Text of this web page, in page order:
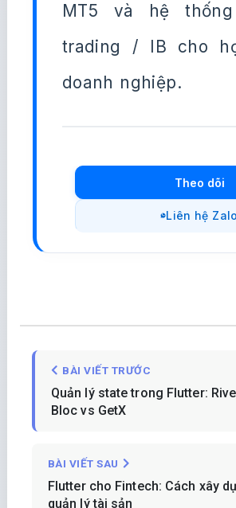
MT5 và hệ
trading / IB cho
doanh nghiệp.
Theo dõi
Liên hệ Zalo
BÀI VIẾT TRƯỚC
Quản lý state trong Flutter:
Bloc vs GetX
BÀI VIẾT SAU
Flutter cho Fintech: Cách xây
quản lý tài sản